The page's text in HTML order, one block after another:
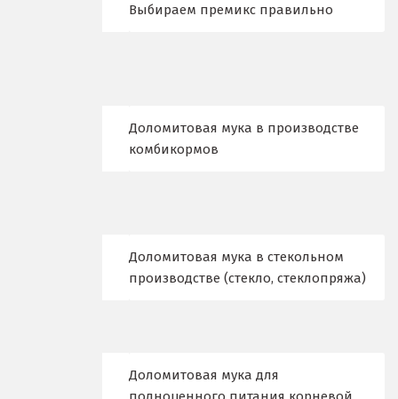
Верхняя Пышма
Владикавказ
Выбираем премикс правильно
Доломитовая мука в производстве
комбикормов
Доломитовая мука в стекольном
производстве (стекло, стеклопряжа)
Доломитовая мука для